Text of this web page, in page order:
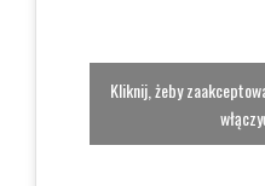
Kliknij, żeby